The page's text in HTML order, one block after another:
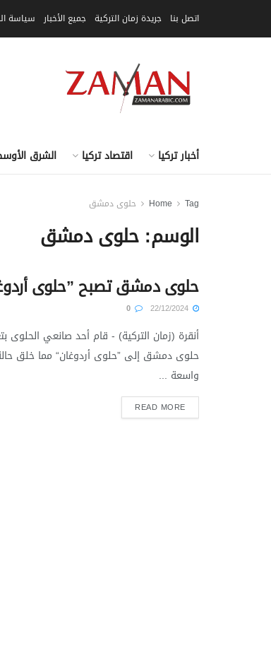
اتصل بنا جريدة زمان التركية جميع الأخبار سياسة
أخبار تركيا اقتصاد تركيا الشرق
Home Tag حلوى دمشق
الوسم:حلوى دمشق
حلوى دمشق تصبح ”حلوى
أنقرة (زمان التركية) - قام أحد صانعي الحلوى
حلوى دمشق إلى ”حلوى أردوغان“ مما خلق
واسعة ...
READ MORE